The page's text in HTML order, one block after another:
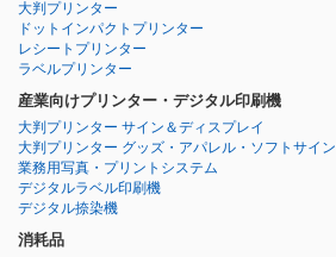
大判プリンター
ドットインパクトプリンター
レシートプリンター
ラベルプリンター
産業向けプリンター・デジタル印刷機
大判プリンター サイン＆ディスプレイ
大判プリンター グッズ・アパレル・ソフトサイン
業務用写真・プリントシステム
デジタルラベル印刷機
デジタル捺染機
消耗品